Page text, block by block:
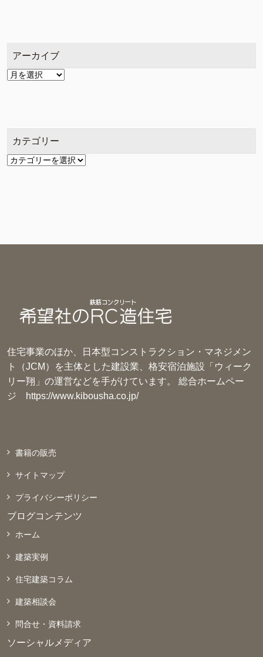
アーカイブ
ア
カテゴリー
カ
住宅事業のほか、日本型コンストラクション・マネジメン
ト（JCM）を主体とした建設業、格安宿泊施設「ウィーク
リー翔」の運営などを手がけています。 総合ホームペー
ジ
https://www.kibousha.co.jp/
書籍の販売
サイトマップ
プライバシーポリシー
ブログコンテンツ
ホーム
建築実例
住宅建築コラム
建築相談会
問合せ・資料請求
ソーシャルメディア